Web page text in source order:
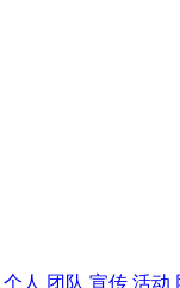
个人 团队 宣传 活动